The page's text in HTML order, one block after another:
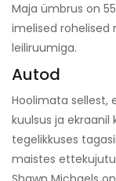
Maja ümbrus on
imelised rohelised
leiliruumiga.
Autod
Hoolimata sellest,
kuulsus ja
tegelikkuses
maistes